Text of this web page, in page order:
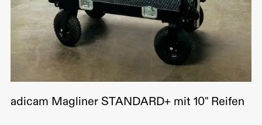
adicam Magliner STANDARD+ mit 10" Reifen